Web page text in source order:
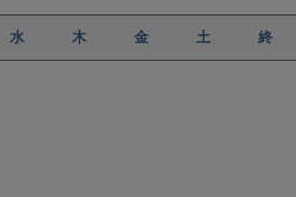
水 木 金 土 終